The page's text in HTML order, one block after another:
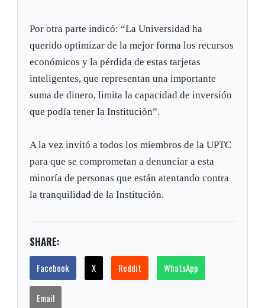
Por otra parte indicó: “La Universidad ha
querido optimizar de la mejor forma los recursos
económicos y la pérdida de estas tarjetas
inteligentes, que representan una importante
suma de dinero, limita la capacidad de inversión
que podía tener la Institución”.
A la vez invitó a todos los miembros de la UPTC
para que se comprometan a denunciar a esta
minoría de personas que están atentando contra
la tranquilidad de la Institución.
SHARE:
Facebook X Reddit WhatsApp
Email